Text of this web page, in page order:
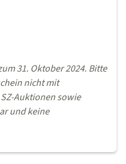
31. Oktober 2024. Bitte
nicht mit
Auktionen sowie
und keine